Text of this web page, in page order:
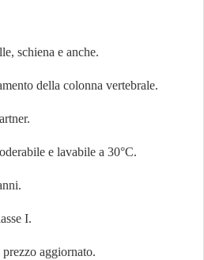
schiena e anche.
della colonna vertebrale.
e lavabile a 30°C.
I.
aggiornato.